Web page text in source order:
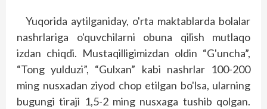
Yuqorida aytilganiday, o'rta maktablarda bolalar
nashrlariga o'quvchilarni obuna qilish mutlaqo
izdan chiqdi. Mustaqilligimizdan oldin “G'uncha”,
“Tong yulduzi”, “Gulxan” kabi nashrlar 100-200
ming nusxadan ziyod chop etilgan bo'lsa, ularning
bugungi tiraji 1,5-2 ming nusxaga tushib qolgan.